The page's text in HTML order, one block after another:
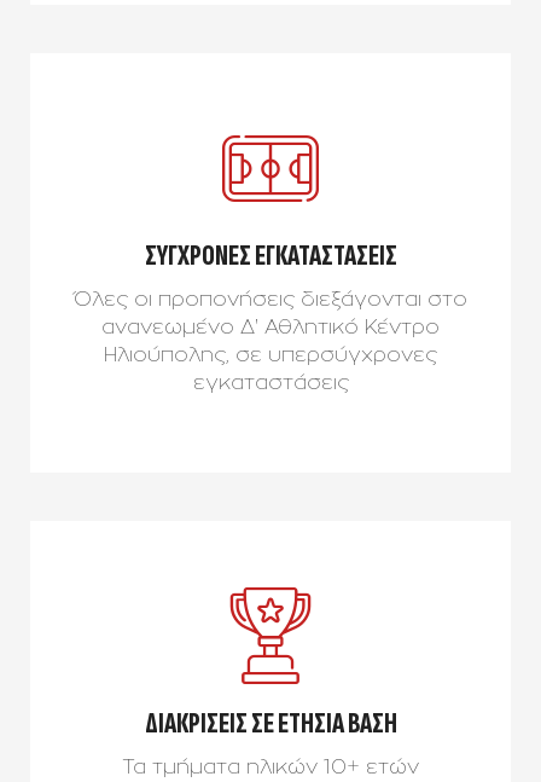
ΣΥΓΧΡΟΝΕΣ ΕΓΚΑΤΑΣΤΑΣΕΙΣ
Όλες οι προπονήσεις διεξάγονται στο
ανανεωμένο Δ' Αθλητικό Κέντρο
Ηλιούπολης, σε υπερσύγχρονες
εγκαταστάσεις
ΔΙΑΚΡΙΣΕΙΣ ΣΕ ΕΤΗΣΙΑ ΒΑΣΗ
Τα τμήματα ηλικών 10+ ετών